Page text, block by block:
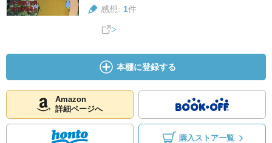
感想: 1件
本棚に登録する
Amazon
詳細ページへ
購入ストア一覧